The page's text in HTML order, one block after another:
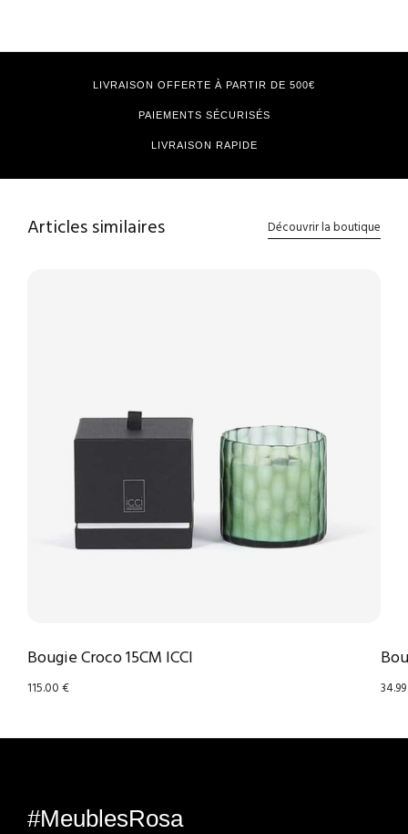
LIVRAISON OFFERTE À PARTIR DE 500€
PAIEMENTS SÉCURISÉS
LIVRAISON RAPIDE
Articles similaires Découvrir la boutique
Bougie Croco 15CM ICCI
115.00€ 34.99
#MeublesRosa